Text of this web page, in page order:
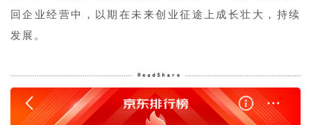
回企业经营中，以期在未来创业征途上成长壮大，持续
发展。